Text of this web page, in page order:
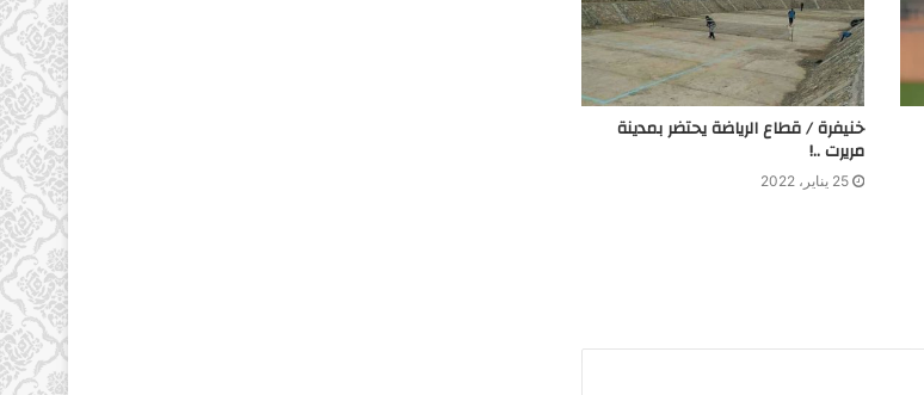
خنيفرة / قطاع الرياضة يحتضر بمدينة
مريرت ..!
25 يناير، 2022